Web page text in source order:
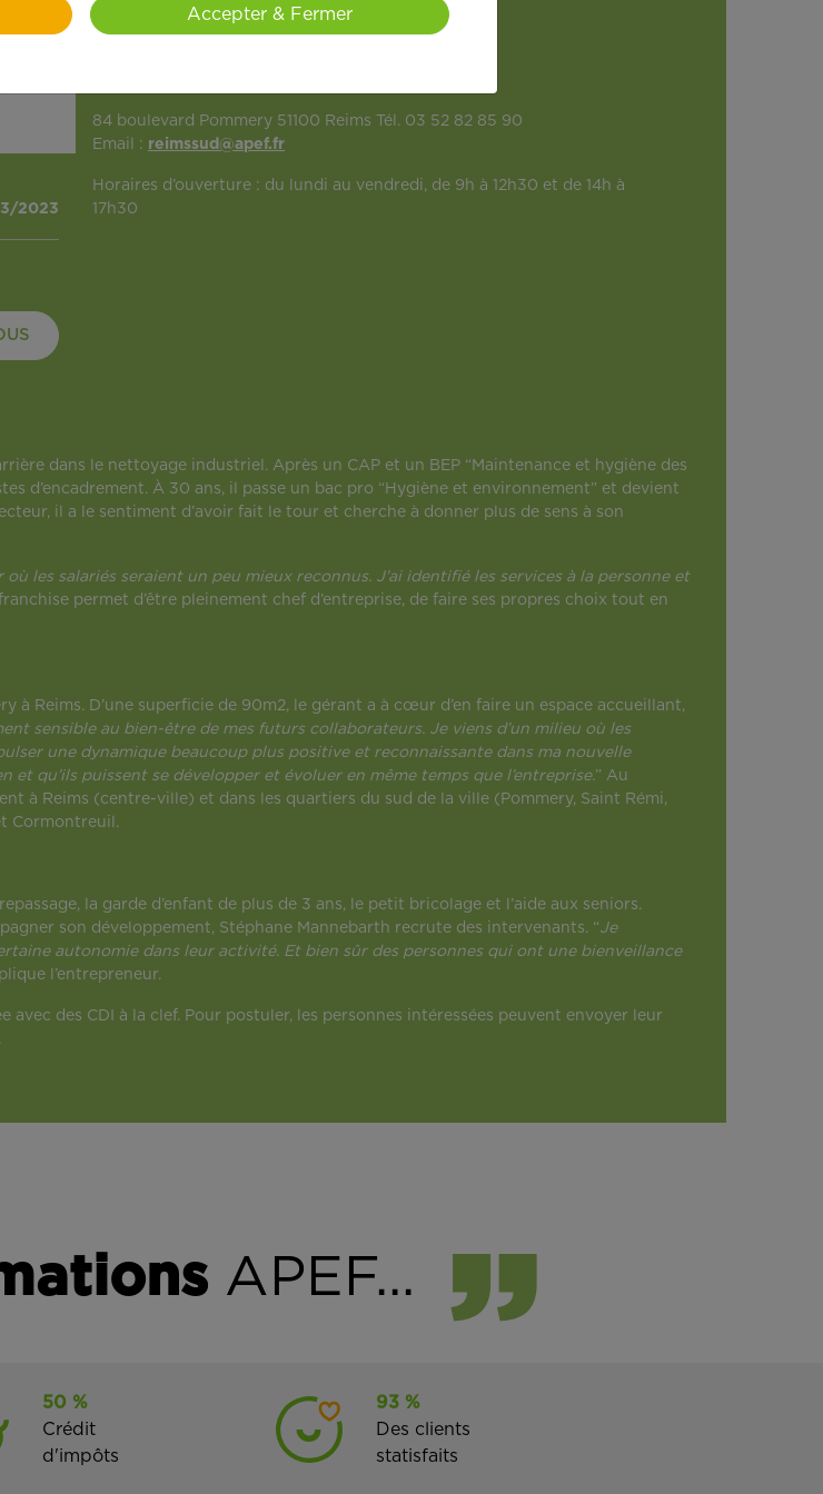
2023
84 boulevard Pommery 51100 Reims Tél. 03 52 82 85 90
Email : reimssud@apef.fr
Horaires d’ouverture : du lundi au vendredi, de 9h à 12h30 et de 14h à
17h30
dans le nettoyage industriel. Après un CAP et un BEP “Maintenance et hygiène des
d’encadrement. À 30 ans, il passe un bac pro “Hygiène et environnement” et devient
il a le sentiment d’avoir fait le tour et cherche à donner plus de sens à son
les salariés seraient un peu mieux reconnus. J’ai identifié les services à la personne et
permet d’être pleinement chef d’entreprise, de faire ses propres choix tout en
à Reims. D’une superficie de 90m2, le gérant a à cœur d’en faire un espace accueillant,
sensible au bien-être de mes futurs collaborateurs. Je viens d’un milieu où les
une dynamique beaucoup plus positive et reconnaissante dans ma nouvelle
et qu’ils puissent se développer et évoluer en même temps que l’entreprise.” Au
à Reims (centre-ville) et dans les quartiers du sud de la ville (Pommery, Saint Rémi,
Cormontreuil.
la garde d’enfant de plus de 3 ans, le petit bricolage et l’aide aux seniors.
son développement, Stéphane Mannebarth recrute des intervenants. “Je
autonomie dans leur activité. Et bien sûr des personnes qui ont une bienveillance
l’entrepreneur.
avec des CDI à la clef. Pour postuler, les personnes intéressées peuvent envoyer leur
.
APEF...
50 %
Crédit
d'impôts
93 %
Des clients
statisfaits
Accepter & Fermer